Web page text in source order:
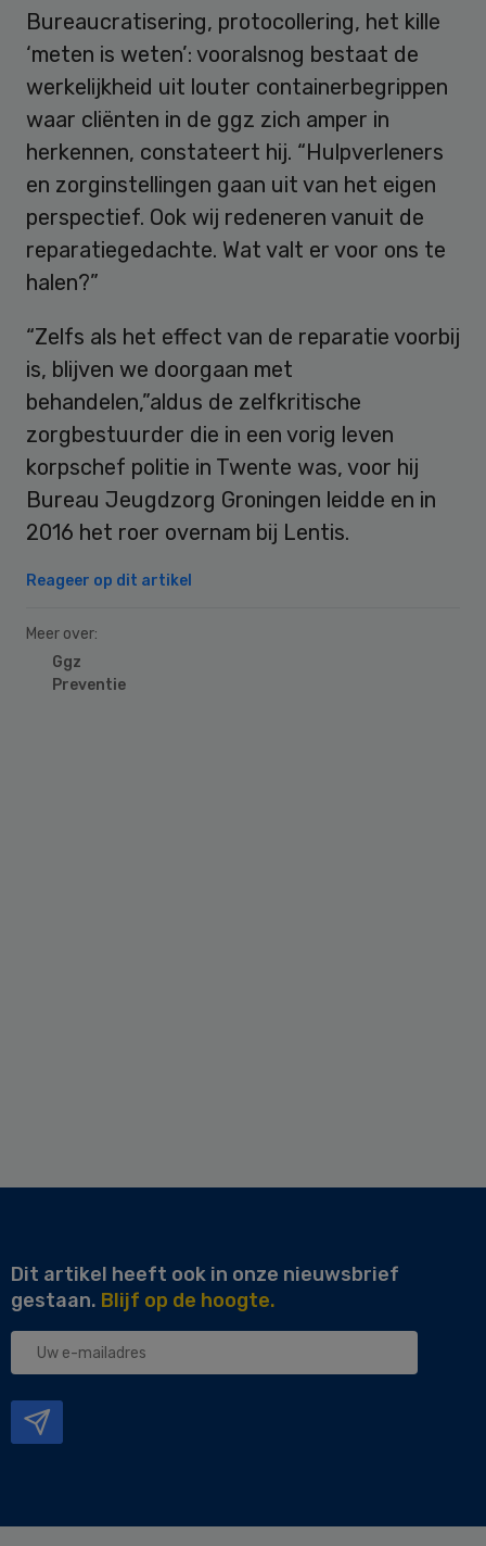
Bureaucratisering, protocollering, het kille
‘meten is weten’: vooralsnog bestaat de
werkelijkheid uit louter containerbegrippen
waar cliënten in de ggz zich amper in
herkennen, constateert hij. “Hulpverleners
en zorginstellingen gaan uit van het eigen
perspectief. Ook wij redeneren vanuit de
reparatiegedachte. Wat valt er voor ons te
halen?”
“Zelfs als het effect van de reparatie voorbij
is, blijven we doorgaan met
behandelen,”aldus de zelfkritische
zorgbestuurder die in een vorig leven
korpschef politie in Twente was, voor hij
Bureau Jeugdzorg Groningen leidde en in
2016 het roer overnam bij Lentis.
Reageer op dit artikel
Meer over:
Ggz
Preventie
Dit artikel heeft ook in onze nieuwsbrief
gestaan. Blijf op de hoogte.
Uw